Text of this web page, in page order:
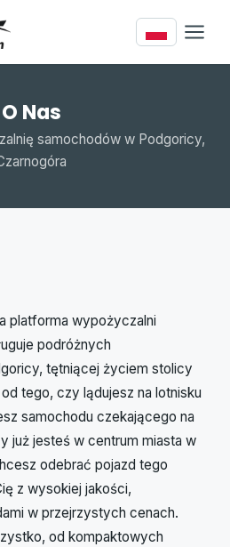
O Nas
samochodów w Podgoricy,
platforma wypożyczalni
podróżnych
tętniącej życiem stolicy
tego, czy lądujesz na lotnisku
samochodu czekającego na
już jesteś w centrum miasta w
odebrać pojazd tego
z wysokiej jakości,
w przejrzystych cenach.
od kompaktowych